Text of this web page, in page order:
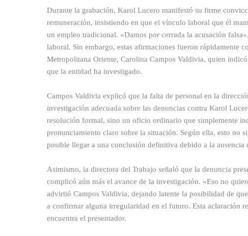
Durante la grabación, Karol Lucero manifestó su firme
remuneración, insistiendo en que el vínculo laboral que él
un empleo tradicional. «Damos por cerrada la acusación
laboral. Sin embargo, estas afirmaciones fueron rápidamente
Metropolitana Oriente, Carolina Campos Valdivia, quien
que la entidad ha investigado.
Campos Valdivia explicó que la falta de personal en la
investigación adecuada sobre las denuncias contra Karol
resolución formal, sino un oficio ordinario que simplemente
pronunciamiento claro sobre la situación. Según ella, esto no
posible llegar a una conclusión definitiva debido a la ausencia
Asimismo, la directora del Trabajo señaló que la denuncia
complicó aún más el avance de la investigación. «Eso no
advirtió Campos Valdivia, dejando latente la posibilidad de
a confirmar alguna irregularidad en el futuro. Esta aclaración
encuentra el presentador.